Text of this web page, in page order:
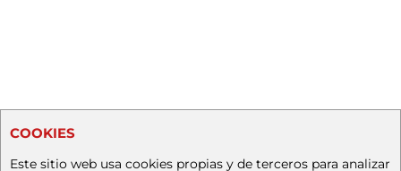
COOKIES
Este sitio web usa cookies propias y de terceros para analizar